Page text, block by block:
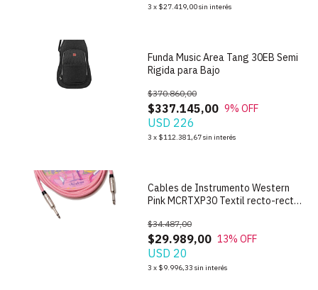
3 x $27.419,00sin interés
Funda Music Area Tang 30EB Semi
Rigida para Bajo
$337.145,00
$370.860,00
9% OFF
USD 226
3 x $112.381,67sin interés
Cables de Instrumento Western
Pink MCRTXP30 Textil recto-recto
$29.989,00
$34.487,00
13% OFF
USD 20
3 x $9.996,33 sin interés